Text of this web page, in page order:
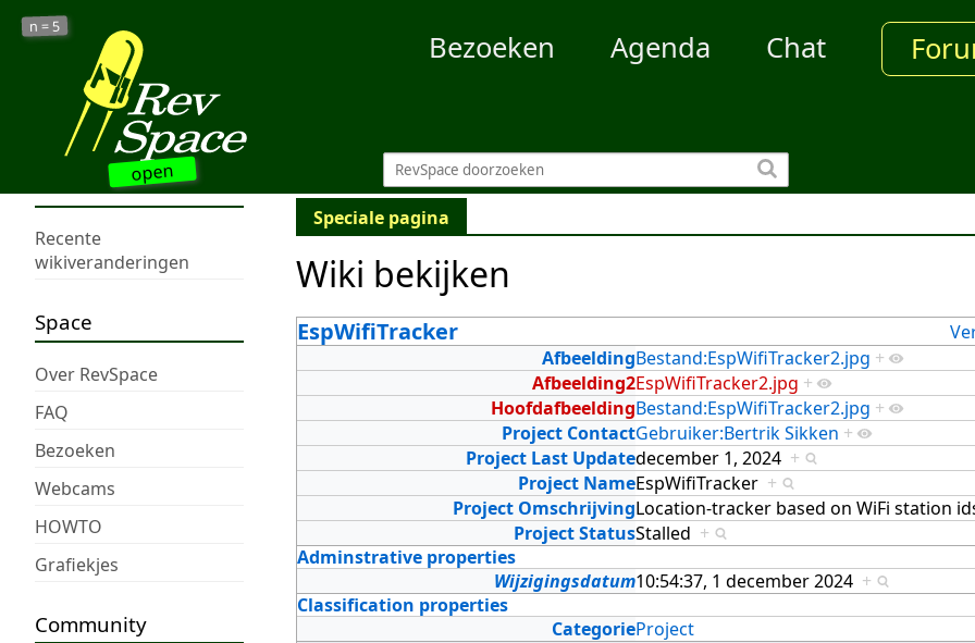
open
n = 5
Bezoeken Agenda Chat
Recente
wikiveranderingen
Space
Over RevSpace
FAQ
Bezoeken
Webcams
HOWTO
Grafiekjes
Community
Speciale pagina
Wiki bekijken
EspWifiTracker
AfbeeldingBestand:EspWifiTracker2.jpg +
Afbeelding2EspWifiTracker2.jpg +
HoofdafbeeldingBestand:EspWifiTracker2.jpg +
Project ContactGebruiker:Bertrik Sikken +
Project Last Updatedecember 1, 2024 +
Project NameEspWifiTracker +
Project OmschrijvingLocation-tracker based on WiFi station
Project StatusStalled +
Adminstrative properties
Wijzigingsdatum10:54:37, 1 december 2024 +
Classification properties
CategorieProject